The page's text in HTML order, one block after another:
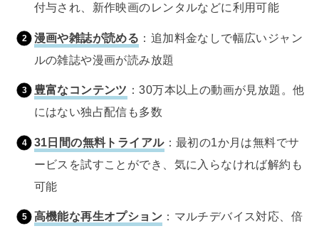
付与され、新作映画のレンタルなどに利用可能
漫画や雑誌が読める ：追加料金なしで幅広いジャン
ルの雑誌や漫画が読み放題
豊富なコンテンツ ：30万本以上の動画が見放題。他
にはない独占配信も多数
31日間の無料トライアル：最初の1か月は無料でサ
ービスを試すことができ、気に入らなければ解約も
可能
高機能な再生オプション ：マルチデバイス対応、倍